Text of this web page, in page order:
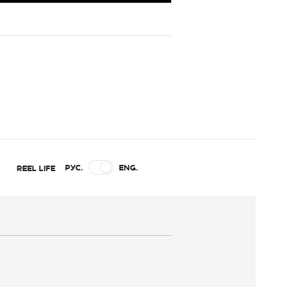
REEL LIFE РУС. ENG.